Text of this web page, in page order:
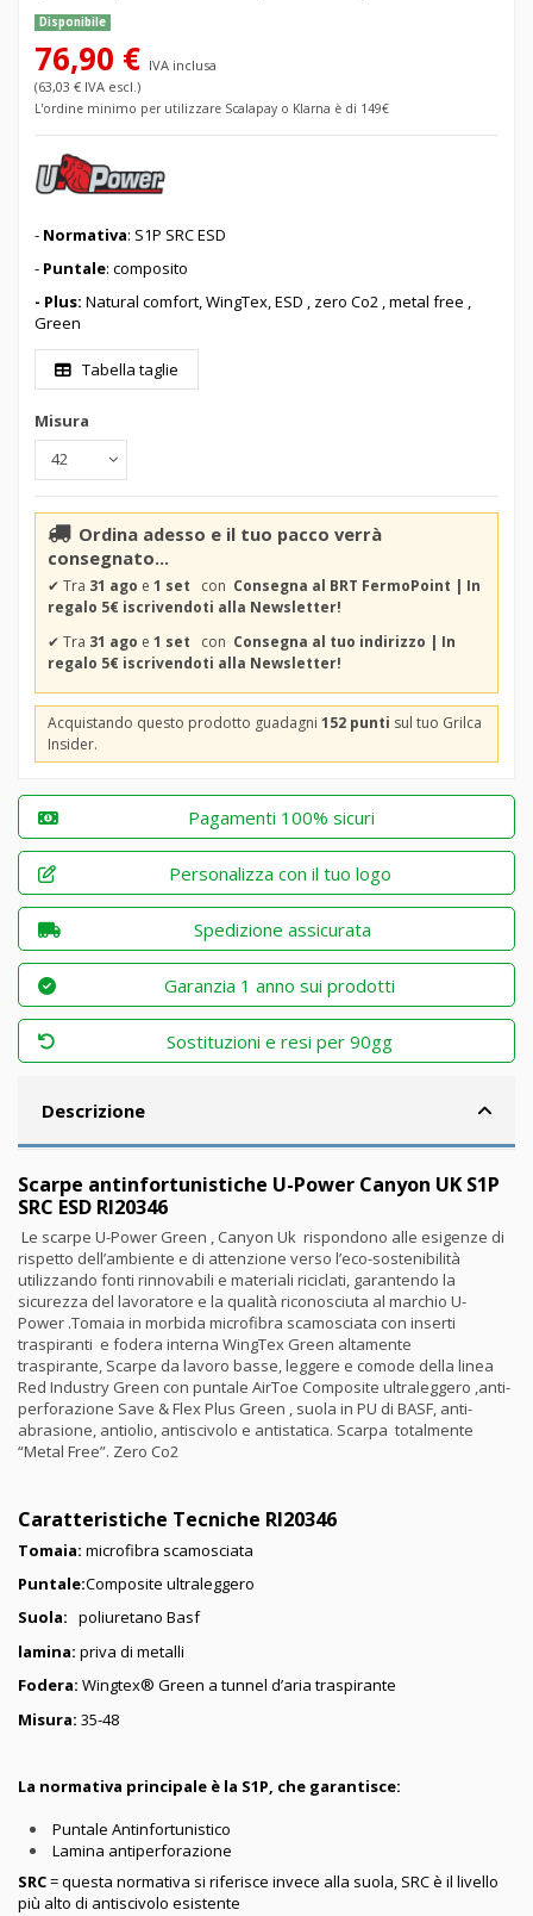
Disponibile
76,90 € IVA inclusa
(63,03 € IVA escl.)
L'ordine minimo per utilizzare Scalapay o Klarna è di 149€
- Normativa: S1P SRC ESD
- Puntale: composito
- Plus: Natural comfort, WingTex, ESD , zero Co2 , metal free ,
Green
Tabella taglie
Misura
Ordina adesso e il tuo pacco verrà
consegnato...
✔ Tra 31 ago e 1 set con Consegna al BRT FermoPoint | In
regalo 5€ iscrivendoti alla Newsletter!
✔ Tra 31 ago e 1 set con Consegna al tuo indirizzo | In
regalo 5€ iscrivendoti alla Newsletter!
Acquistando questo prodotto guadagni 152 punti sul tuo Grilca
Insider.
Pagamenti 100% sicuri
Personalizza con il tuo logo
Spedizione assicurata
Garanzia 1 anno sui prodotti
Sostituzioni e resi per 90gg
Descrizione
Scarpe antinfortunistiche U-Power Canyon UK S1P
SRC ESD RI20346
Le scarpe U-Power Green , Canyon Uk rispondono alle esigenze di
rispetto dell’ambiente e di attenzione verso l’eco-sostenibilità
utilizzando fonti rinnovabili e materiali riciclati, garantendo la
sicurezza del lavoratore e la qualità riconosciuta al marchio U-
Power .Tomaia in morbida microfibra scamosciata con inserti
traspiranti e fodera interna WingTex Green altamente
traspirante, Scarpe da lavoro basse, leggere e comode della linea
Red Industry Green con puntale AirToe Composite ultraleggero ,anti-
perforazione Save & Flex Plus Green , suola in PU di BASF, anti-
abrasione, antiolio, antiscivolo e antistatica. Scarpa totalmente
“Metal Free”. Zero Co2
Caratteristiche Tecniche RI20346
Tomaia: microfibra scamosciata
Puntale:Composite ultraleggero
Suola: poliuretano Basf
lamina: priva di metalli
Fodera: Wingtex® Green a tunnel d’aria traspirante
Misura: 35-48
La normativa principale è la S1P, che garantisce:
Puntale Antinfortunistico
Lamina antiperforazione
SRC= questa normativa si riferisce invece alla suola, SRC è il livello
più alto di antiscivolo esistente